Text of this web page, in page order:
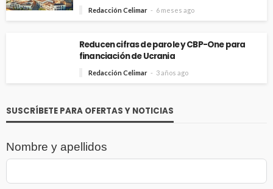
Redacción Celimar 6 meses ago
Reducen cifras de parole y CBP-One para
financiación de Ucrania
Redacción Celimar 3 años ago
SUSCRÍBETE PARA OFERTAS Y NOTICIAS
Nombre y apellidos